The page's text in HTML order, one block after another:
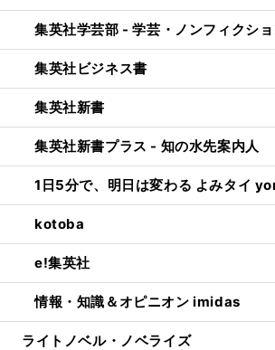
集英社学芸部 - 学芸・ノンフィクシ
集英社ビジネス書
集英社新書
集英社新書プラス - 知の水先案内人
1日5分で、明日は変わる よみタイ
kotoba
e!集英社
情報・知識＆オピニオン imidas
ライトノベル・ノベライズ